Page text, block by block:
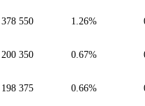
378 550 1.26%
200 350 0.67%
198 375 0.66%